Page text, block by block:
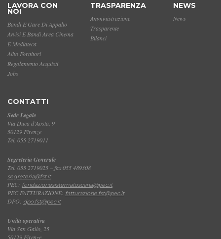
LAVORA CON
NOI
Bandi E Gare Di Appalto
Avvisi E Bandi Area Cinema
E Mediateca
Albo Fornitori
Regolamento Acquisti
Jobs
TRASPARENZA
Amministrazione
Trasparente
Bilanci
NEWS
News
CONTATTI
Sede Legale
Via Duca d'Aosta, 9
50129 Firenze
Tel. 055 2719011
Segreteria Generale
Tel. 055 2719025 – fax 055 489308
segreteria@fst.it
PEC: fondazionesistematoscana@pec.it
PEC FATTURAZIONE: fatturazione.fst@pec.it
DPO: dpo.fst@pec.it
Unità operativa
Via San Gallo, 25
50129 Firenze